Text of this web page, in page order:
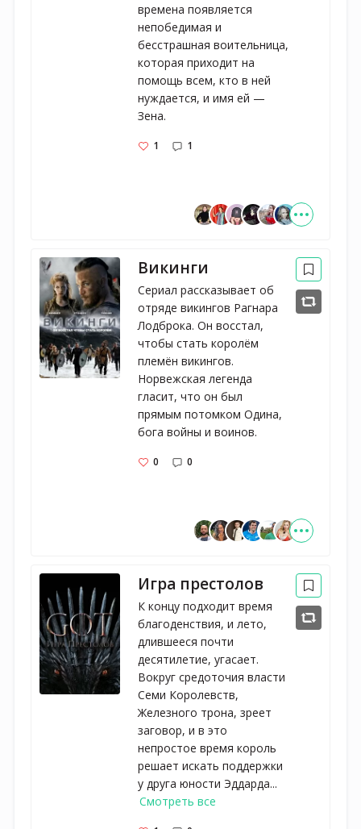
времена появляется
непобедимая и
бесстрашная воительница,
которая приходит на
помощь всем, кто в ней
нуждается, и имя ей —
Зена.
1 1
Викинги
Сериал рассказывает об
отряде викингов Рагнара
Лодброка. Он восстал,
чтобы стать королём
племён викингов.
Норвежская легенда
гласит, что он был
прямым потомком Одина,
бога войны и воинов.
0 0
Игра престолов
К концу подходит время
благоденствия, и лето,
длившееся почти
десятилетие, угасает.
Вокруг средоточия власти
Семи Королевств,
Железного трона, зреет
заговор, и в это
непростое время король
решает искать поддержки
у друга юности Эддарда...
Смотреть все